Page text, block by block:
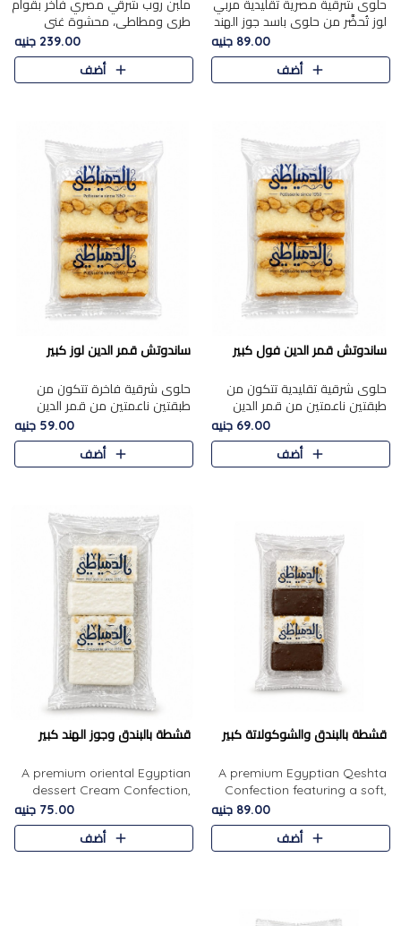
حلوى شرقية مصرية تقليدية مربي
لوز تُحضَّر من حلوى باسد جوز الهند
بقوام طري ومذاق غني، وتُزين
وتغطاه بقطع اللوز الفاخر التي
تضيف لمسة مميزة م..
89.00 جنيه
أضف
ملبن روب شرقي مصري فاخر بقوام
طري ومطاطي، محشوة غني
بسخاء بقطع عين الجمل واللوز
الفاخر التي تضيف قرمشة مميزة
ومرضية ونكهة ناتي غنية في كل
239.00 جنيه
أضف
ساندوتش قمر الدين فول كبير
حلوى شرقية تقليدية تتكون من
طبقتين ناعمتين من قمر الدين
الفاخر، تتوسطهما حشوة غنية من
الفول السوداني المحمص، لتجمع
بين حلاوة المشمش الطبيعية..
69.00 جنيه
أضف
ساندوتش قمر الدين لوز كبير
حلوى شرقية فاخرة تتكون من
طبقتين ناعمتين من قمر الدين
الفاخر، تتوسطهما حشوة غنية من
اللوز المحمص لتمنح مزيجًا متوازنًا
من النعومة والقرمشة. ..
59.00 جنيه
أضف
قشطة بالبندق والشوكولاتة كبير
A premium Egyptian Qeshta
Confection featuring a soft,
creamy texture paired with a
rich layer of premium
chocolate and the distinctive
89.00 جنيه
أضف
قشطة بالبندق وجوز الهند كبير
A premium oriental Egyptian
dessert Cream Confection,
featuring a soft, creamy
texture and the distinctive
flavor of roasted hazelnuts.
75.00 جنيه
أضف